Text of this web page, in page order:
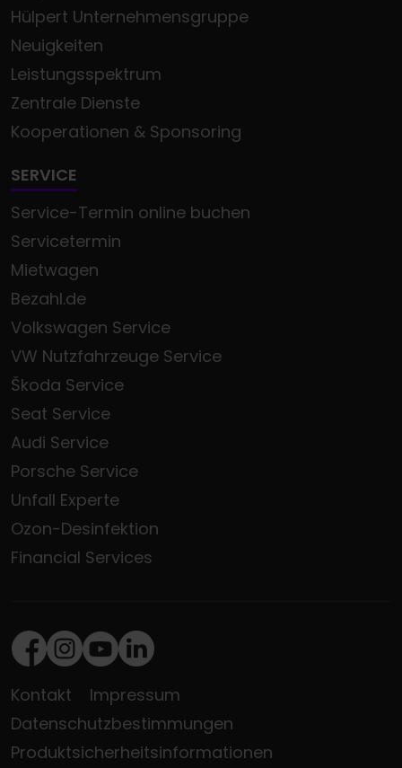
Hülpert Unternehmensgruppe
Neuigkeiten
Leistungsspektrum
Zentrale Dienste
Kooperationen & Sponsoring
SERVICE
Service-Termin online buchen
Servicetermin
Mietwagen
Bezahl.de
Volkswagen Service
VW Nutzfahrzeuge Service
Škoda Service
Seat Service
Audi Service
Porsche Service
Unfall Experte
Ozon-Desinfektion
Financial Services
Facebook
Instagram
Youtube
LinkedIn
Kontakt
Impressum
Datenschutzbestimmungen
Produktsicherheitsinformationen